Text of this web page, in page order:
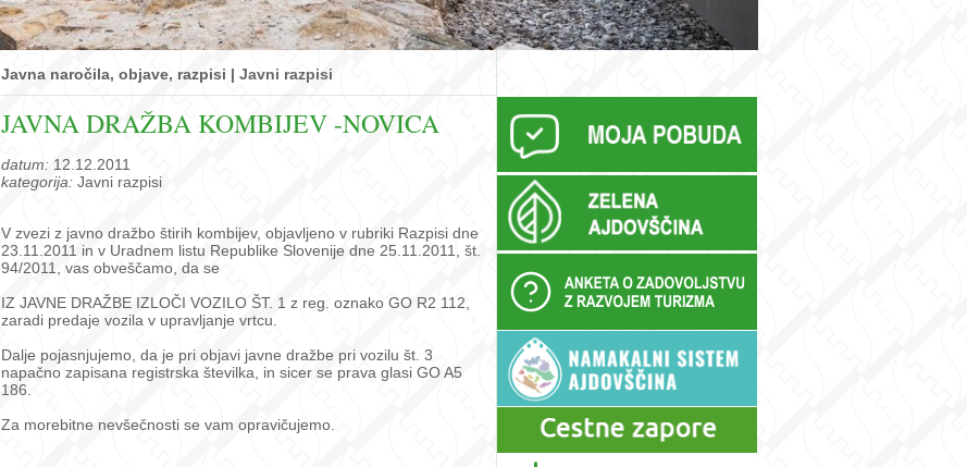
Javna naročila, objave, razpisi | Javni razpisi
JAVNA DRAŽBA KOMBIJEV -NOVICA
datum: 12.12.2011
kategorija: Javni razpisi
V zvezi z javno dražbo štirih kombijev, objavljeno v rubriki Razpisi dne
23.11.2011 in v Uradnem listu Republike Slovenije dne 25.11.2011, št.
94/2011, vas obveščamo, da se
IZ JAVNE DRAŽBE IZLOČI VOZILO ŠT. 1 z reg. oznako GO R2 112,
zaradi predaje vozila v upravljanje vrtcu.
Dalje pojasnjujemo, da je pri objavi javne dražbe pri vozilu št. 3
napačno zapisana registrska številka, in sicer se prava glasi GO A5
186.
Za morebitne nevšečnosti se vam opravičujemo.